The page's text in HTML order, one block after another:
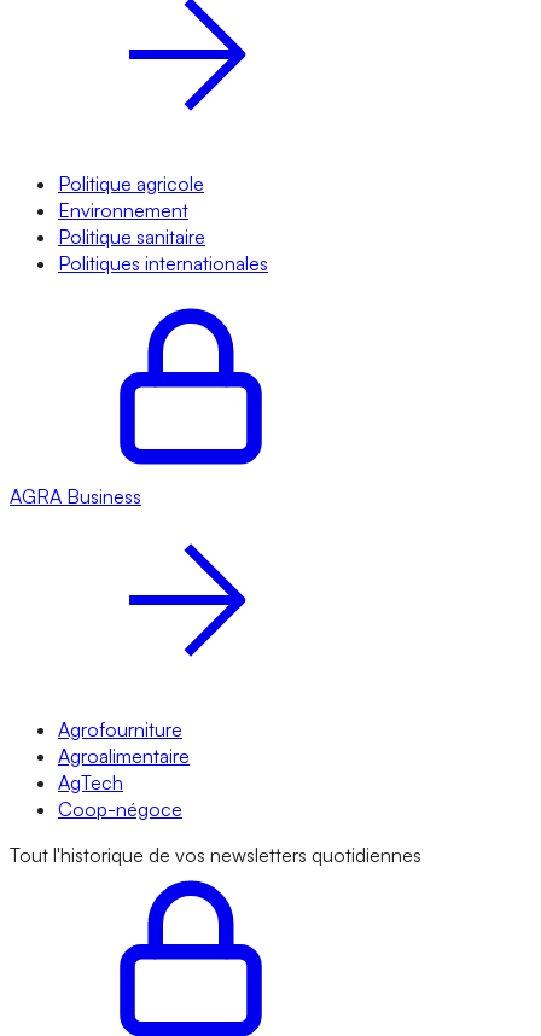
Politique agricole
Environnement
Politique sanitaire
Politiques internationales
AGRA Business
Agrofourniture
Agroalimentaire
AgTech
Coop-négoce
Tout l'historique de vos newsletters quotidiennes